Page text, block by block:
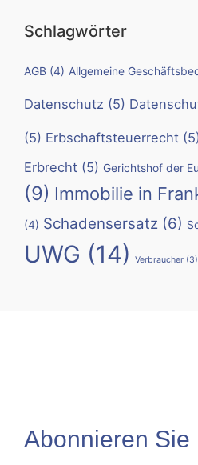
Schlagwörter
AGB (4) Allgemeine
Datenschutz (5)
(5) Erbschaftsteuerrecht
Erbrecht (5) Gerichtshof der
(9) Immobilie in
(4) Schadensersatz (6)
UWG (14) Verbraucher (3)
Abonnieren Sie